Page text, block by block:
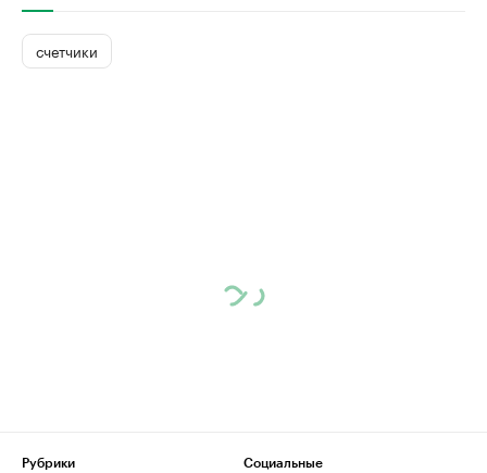
счетчики
Рубрики
Социальные